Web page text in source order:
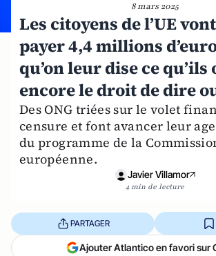
8 mars 2025
Les citoyens de l’UE
payer 4,4 millions
qu’on leur dise ce qu’ils
encore le droit de dire
Des ONG triées sur le volet
censure et font avancer leur
du programme de la
européenne.
Javier Villamor
4 min de lecture
PARTAGER
Ajouter Atlantico en favori sur